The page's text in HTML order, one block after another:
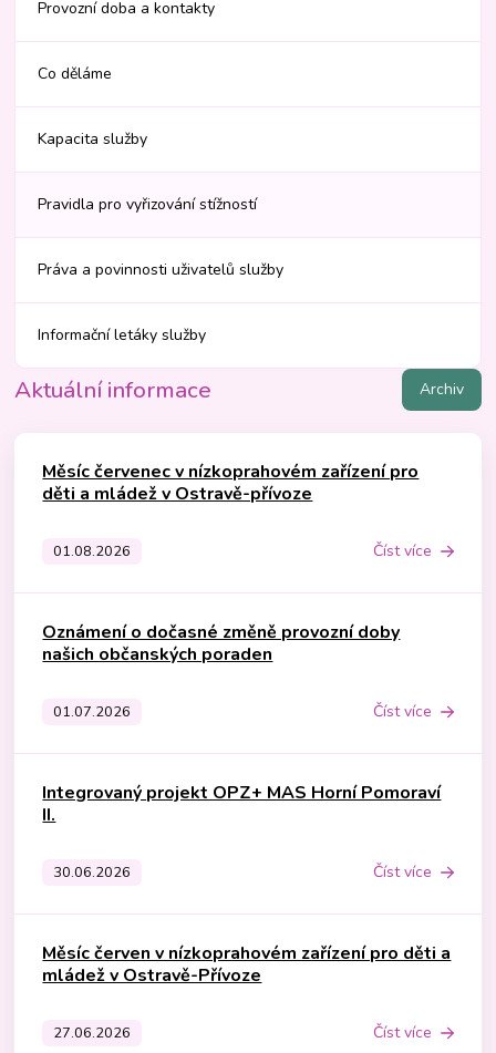
Provozní doba a kontakty
Co děláme
Kapacita služby
Pravidla pro vyřizování stížností
Práva a povinnosti uživatelů služby
Informační letáky služby
Aktuální informace Archiv
Měsíc červenec v nízkoprahovém zařízení pro
děti a mládež v Ostravě-přívoze
01.08.2026 Číst více
Oznámení o dočasné změně provozní doby
našich občanských poraden
01.07.2026 Číst více
Integrovaný projekt OPZ+ MAS Horní Pomoraví
II.
30.06.2026 Číst více
Měsíc červen v nízkoprahovém zařízení pro děti a
mládež v Ostravě-Přívoze
27.06.2026 Číst více